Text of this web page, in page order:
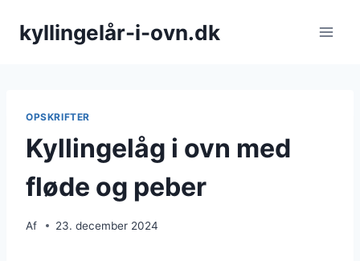
kyllingelår-i-ovn.dk
OPSKRIFTER
Kyllingelåg i ovn med
fløde og peber
Af 23. december 2024